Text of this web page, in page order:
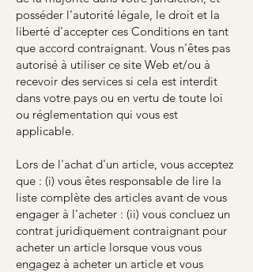
posséder l'autorité légale, le droit et la
liberté d'accepter ces Conditions en tant
que accord contraignant. Vous n'êtes pas
autorisé à utiliser ce site Web et/ou à
recevoir des services si cela est interdit
dans votre pays ou en vertu de toute loi
ou réglementation qui vous est
applicable.
Lors de l'achat d'un article, vous acceptez
que : (i) vous êtes responsable de lire la
liste complète des articles avant de vous
engager à l'acheter : (ii) vous concluez un
contrat juridiquement contraignant pour
acheter un article lorsque vous vous
engagez à acheter un article et vous